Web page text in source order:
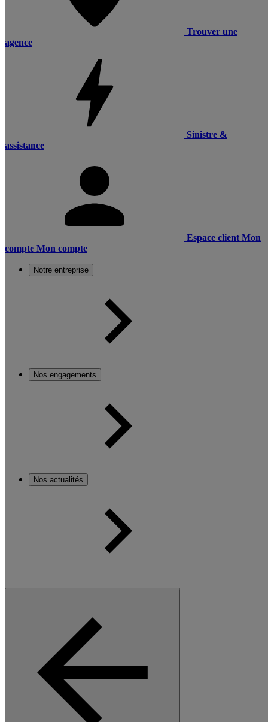
Trouver une
agence
Sinistre &
assistance
Espace client Mon
compte Mon compte
Notre entreprise
Nos engagements
Nos actualités